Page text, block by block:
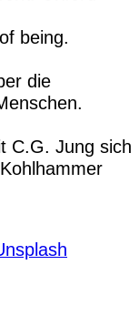
being.
die
C.G. Jung sich